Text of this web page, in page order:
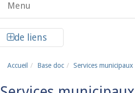
Menu
de liens
Accueil Base doc Services municipaux